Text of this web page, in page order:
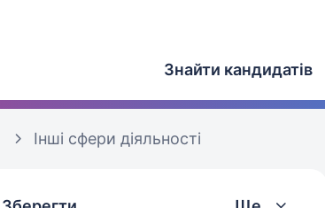
Знайти кандидатів
Інші сфери діяльності